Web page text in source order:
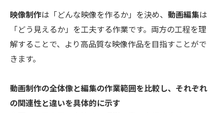
映像制作は「どんな映像を作るか」を決め、 動画編集は
「どう見えるか」を工夫する作業です。両方の工程を理
解することで、より高品質な映像作品を目指すことがで
きます。
動画制作の全体像と編集の作業範囲を比較し、それぞれ
の関連性と違いを具体的に示す